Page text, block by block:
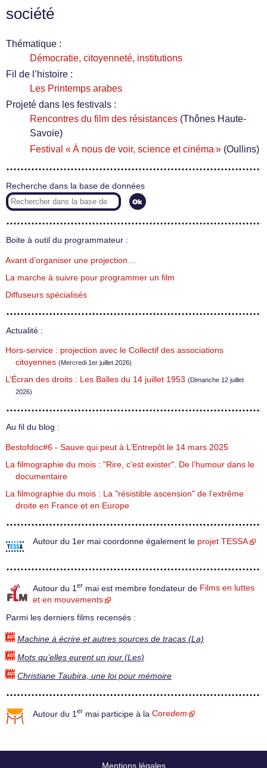
société
Thématique :
Démocratie, citoyenneté, institutions
Fil de l’histoire :
Les Printemps arabes
Projeté dans les festivals :
Rencontres du film des résistances (Thônes Haute-
Savoie)
Festival « À nous de voir, science et cinéma » (Oullins)
Recherche dans la base de données
Boite à outil du programmateur :
Avant d’organiser une projection…
La marche à suivre pour programmer un film
Diffuseurs spécialisés
Actualité :
Hors-service : projection avec le Collectif des associations
citoyennes (Mercredi 1er juillet 2026)
L’Écran des droits : Les Balles du 14 juillet 1953 (Dimanche 12 juillet
2026)
Au fil du blog :
Bestofdoc#6 - Sauve qui peut à L’Entrepôt le 14 mars 2025
La filmographie du mois : "Rire, c’est exister". De l’humour dans le
documentaire
La filmographie du mois : La "résistible ascension" de l’extrême
droite en France et en Europe
Autour du 1er mai coordonne également le projet TESSA
Autour du 1 er mai est membre fondateur de Films en luttes
et en mouvements
Parmi les derniers films recensés :
Machine à écrire et autres sources de tracas (La)
Mots qu’elles eurent un jour (Les)
Christiane Taubira, une loi pour mémoire
Autour du 1 er mai participe à la Coredem
Mentions légales